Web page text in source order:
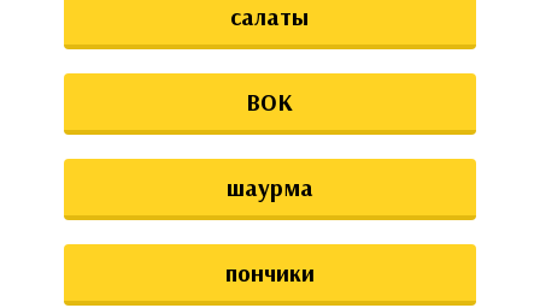
салаты
ВОК
шаурма
пончики